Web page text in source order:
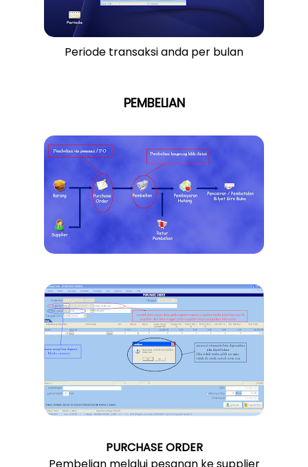
Periode transaksi anda per bulan
PEMBELIAN
PURCHASE ORDER
Pembelian melalui pesanan ke supplier